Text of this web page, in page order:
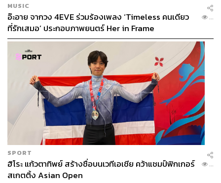
MUSIC
อ๊ะอาย จากวง 4EVE ร่วมร้องเพลง ‘Timeless คนเดียว
ที่รักเสมอ’ ประกอบภาพยนตร์ Her in Frame
...
SPORT
ฮิโระ แก้วตาทิพย์ สร้างชื่อบนเวทีเอเชีย คว้าแชมป์ฟิกเกอร์
สเกตติ้ง Asian Open
...